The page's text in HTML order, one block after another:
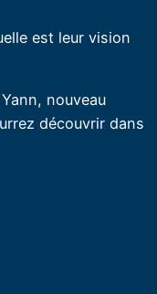
est leur vision
nouveau
découvrir dans